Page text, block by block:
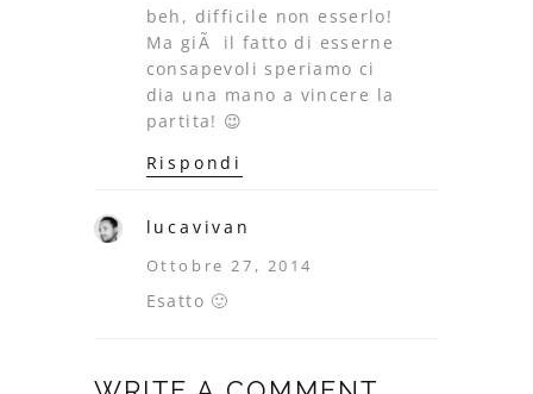
beh, difficile non esserlo!
Ma giÃ il fatto di esserne
consapevoli speriamo ci
dia una mano a vincere la
partita! 😉
Rispondi
lucavivan
Ottobre 27, 2014
Esatto 🙂